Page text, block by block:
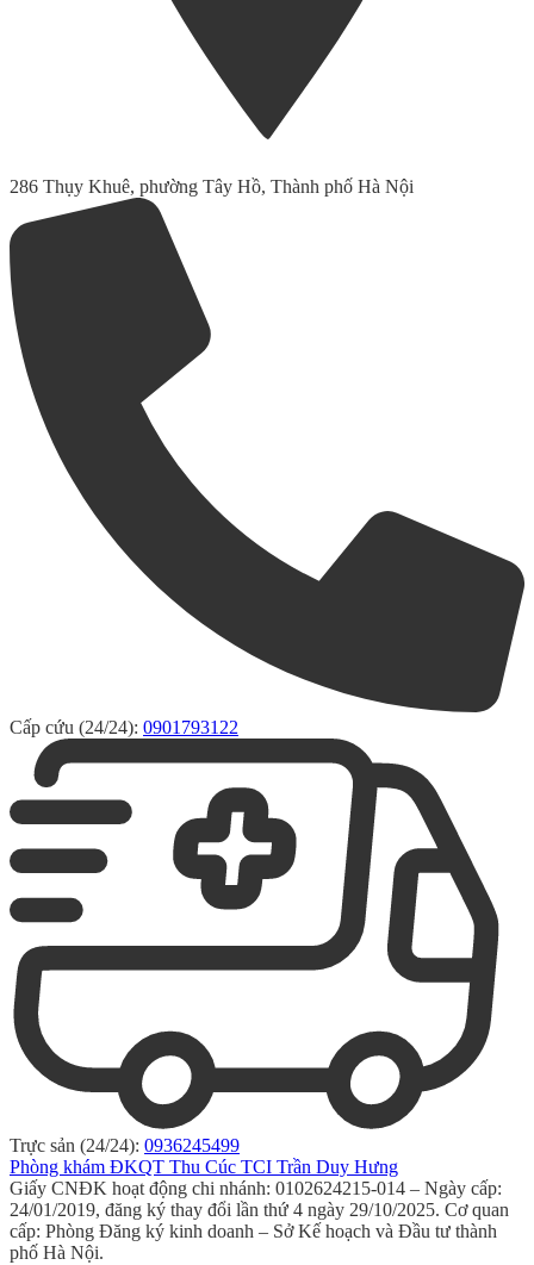
286 Thụy Khuê, phường Tây Hồ, Thành phố Hà Nội
Cấp cứu (24/24): 0901793122
Trực sản (24/24): 0936245499
Phòng khám ĐKQT Thu Cúc TCI Trần Duy Hưng
Giấy CNĐK hoạt động chi nhánh: 0102624215-014 – Ngày cấp:
24/01/2019, đăng ký thay đổi lần thứ 4 ngày 29/10/2025. Cơ quan
cấp: Phòng Đăng ký kinh doanh – Sở Kế hoạch và Đầu tư thành
phố Hà Nội.